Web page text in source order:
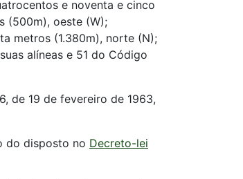
e noventa e cinco
(500m), oeste (W);
metros (1.380m), norte (N);
alíneas e 51 do Código
de 19 de fevereiro de 1963,
do disposto no Decreto-lei